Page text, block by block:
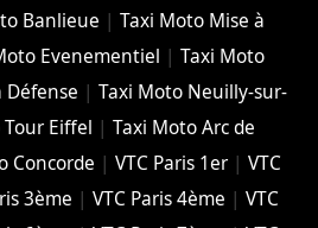
Banlieue | Taxi Moto Mise à
Evenementiel |Taxi Moto
Défense |Taxi Moto Neuilly-sur-
Eiffel |Taxi Moto Arc de
Concorde |VTC Paris 1er |VTC
3ème |VTC Paris 4ème |VTC